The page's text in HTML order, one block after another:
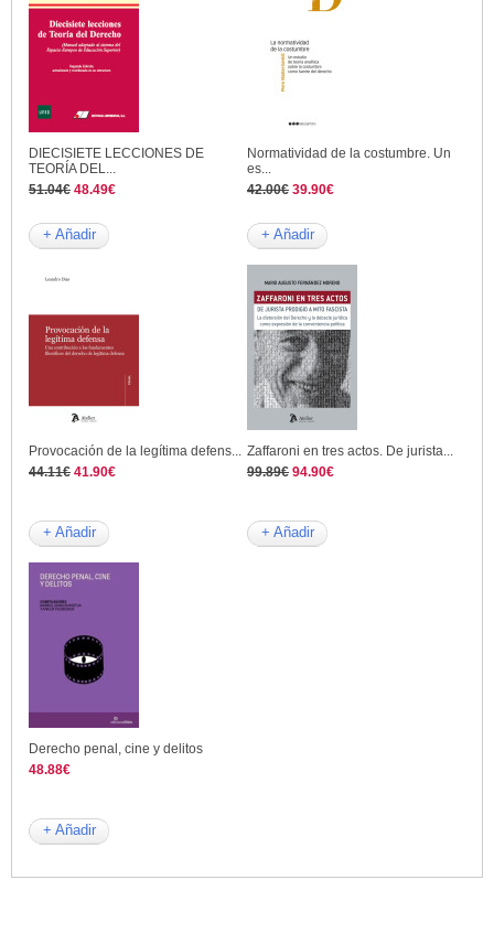
DIECISIETE LECCIONES DE
TEORÍA DEL...
51.04€ 48.49€
+ Añadir
Normatividad de la costumbre. Un
es...
42.00€ 39.90€
+ Añadir
Provocación de la legítima defens...
44.11€ 41.90€
+ Añadir
Zaffaroni en tres actos. De jurista...
99.89€ 94.90€
+ Añadir
Derecho penal, cine y delitos
48.88€
+ Añadir